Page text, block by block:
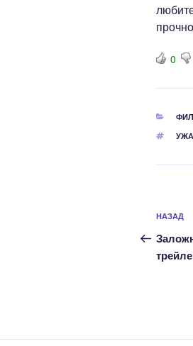
0
по
НАЗАД